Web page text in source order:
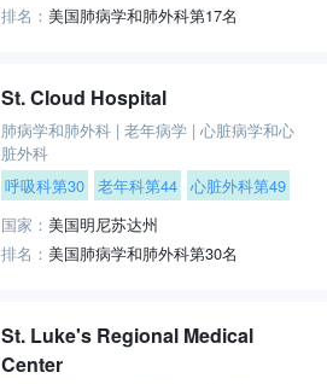
排名：美国肺病学和肺外科第17名
St. Cloud Hospital
肺病学和肺外科 |老年病学 |心脏病学和心
脏外科
呼吸科第30 老年科第44 心脏外科第49
国家：美国明尼苏达州
排名：美国肺病学和肺外科第30名
St. Luke's Regional Medical
Center